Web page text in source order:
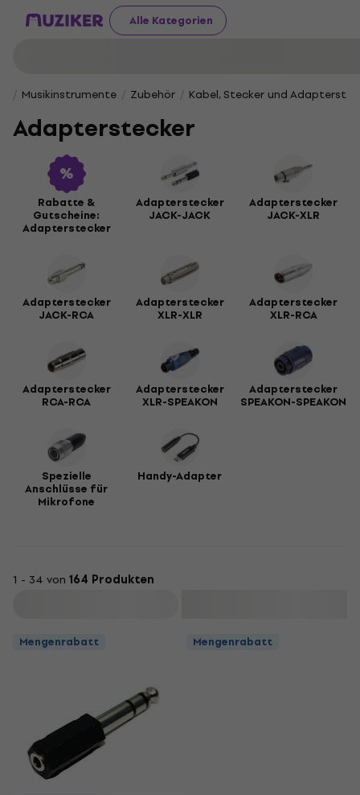
Alle Kategorien
Musikinstrumente Zubehör Kabel, Stecker und
Adapterstecker
Rabatte &
Gutscheine:
Adapterstecker
Adapterstecker
JACK-JACK
Adapterstecker
JACK-XLR
Adapterstecker
JACK-RCA
Adapterstecker
XLR-XLR
Adapterstecker
XLR-RCA
Adapterstecker
RCA-RCA
Adapterstecker
XLR-SPEAKON
Adapterstecker
SPEAKON-SPEAKON
Spezielle
Anschlüsse für
Mikrofone
Handy-Adapter
1 - 34 von 164 Produkten
Mengenrabatt Mengenrabatt